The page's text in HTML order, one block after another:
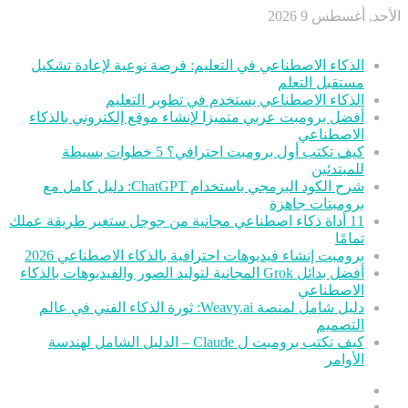
الأحد, أغسطس 9 2026
الذكاء الاصطناعي في التعليم: فرصة نوعية لإعادة تشكيل
مستقبل التعلم
الذكاء الاصطناعي يستخدم في تطوير التعليم
أفضل برومبت عربي متميزا لإنشاء موقع إلكتروني بالذكاء
الاصطناعي
كيف تكتب أول برومبت احترافي؟ 5 خطوات بسيطة
للمبتدئين
شرح الكود البرمجي باستخدام ChatGPT: دليل كامل مع
برومبتات جاهزة
11 أداة ذكاء اصطناعي مجانية من جوجل ستغير طريقة عملك
تمامًا
برومبت إنشاء فيديوهات احترافية بالذكاء الاصطناعي 2026
أفضل بدائل Grok المجانية لتوليد الصور والفيديوهات بالذكاء
الاصطناعي
دليل شامل لمنصة Weavy.ai: ثورة الذكاء الفني في عالم
التصميم
كيف تكتب برومبت ل Claude – الدليل الشامل لهندسة
الأوامر